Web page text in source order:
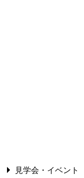
見学会・イベント